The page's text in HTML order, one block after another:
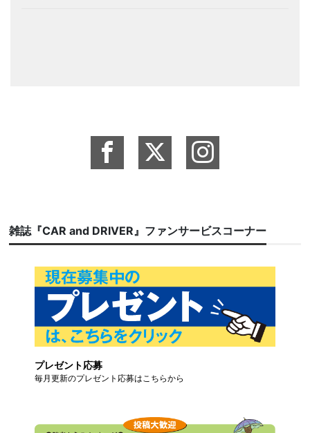
雑誌『CAR and DRIVER』ファンサービスコーナー
プレゼント応募
毎月更新のプレゼント応募はこちらから